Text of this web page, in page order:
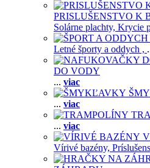
PRISLUŠENSTVO K
Solárne plachty, Krycie
Letné športy a oddych ,
DO VODY
... viac
... viac
... viac
Vírivé bazény,